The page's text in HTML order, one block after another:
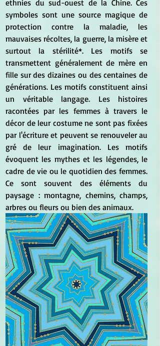
ethnies du sud-ouest de la Chine. Ces
symboles sont une source magique de
protection contre la maladie, les
mauvaises récoltes, la guerre, la misère et
surtout la stérilité*. Les motifs se
transmettent généralement de mère en
fille sur des dizaines ou des centaines de
générations. Les motifs constituent ainsi
un véritable langage. Les histoires
racontées par les femmes à travers le
décor de leur costume ne sont pas fixées
par l'écriture et peuvent se renouveler au
gré de leur imagination. Les motifs
évoquent les mythes et les légendes, le
cadre de vie ou le quotidien des femmes.
Ce sont souvent des éléments du
paysage : montagne, chemins, champs,
arbres ou fleurs ou bien des animaux.